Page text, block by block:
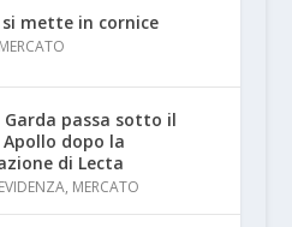
mette in cornice
MERCATO
Garda passa sotto il
dopo la
di Lecta
EVIDENZA, MERCATO